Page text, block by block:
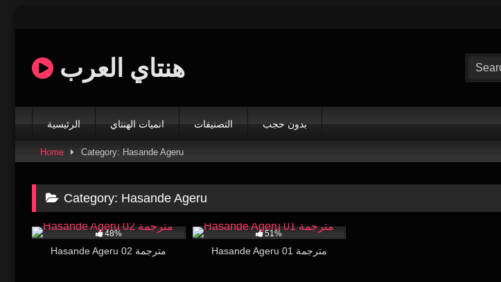
هنتاي العرب
الرئيسية انميات الهنتاي التصنيفات بدون حجب
Home Category: Hasande Ageru
Category: Hasande Ageru
48%
Hasande Ageru 02 مترجمة
51%
Hasande Ageru 01 مترجمة